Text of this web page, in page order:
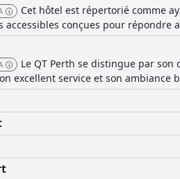
Cet hôtel est répertorié comme
accessibles conçues pour répondre
Le QT Perth se distingue par
excellent service et son